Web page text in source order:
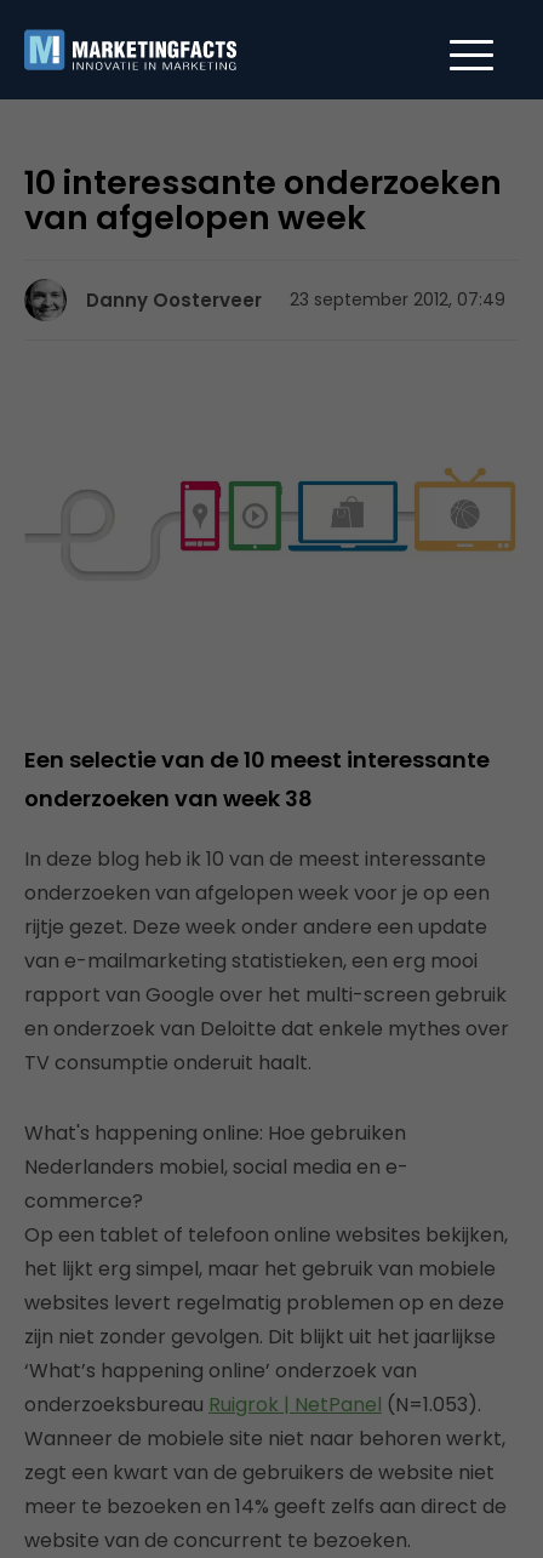
10 interessante onderzoeken
van afgelopen week
Danny Oosterveer 23 september 2012, 07:49
Een selectie van de 10 meest interessante
onderzoeken van week 38
In deze blog heb ik 10 van de meest interessante
onderzoeken van afgelopen week voor je op een
rijtje gezet. Deze week onder andere een update
van e-mailmarketing statistieken, een erg mooi
rapport van Google over het multi-screen gebruik
en onderzoek van Deloitte dat enkele mythes over
TV consumptie onderuit haalt.
What's happening online: Hoe gebruiken
Nederlanders mobiel, social media en e-
commerce?
Op een tablet of telefoon online websites bekijken,
het lijkt erg simpel, maar het gebruik van mobiele
websites levert regelmatig problemen op en deze
zijn niet zonder gevolgen. Dit blijkt uit het jaarlijkse
‘What’s happening online’ onderzoek van
onderzoeksbureau Ruigrok | NetPanel (N=1.053).
Wanneer de mobiele site niet naar behoren werkt,
zegt een kwart van de gebruikers de website niet
meer te bezoeken en 14% geeft zelfs aan direct de
website van de concurrent te bezoeken.